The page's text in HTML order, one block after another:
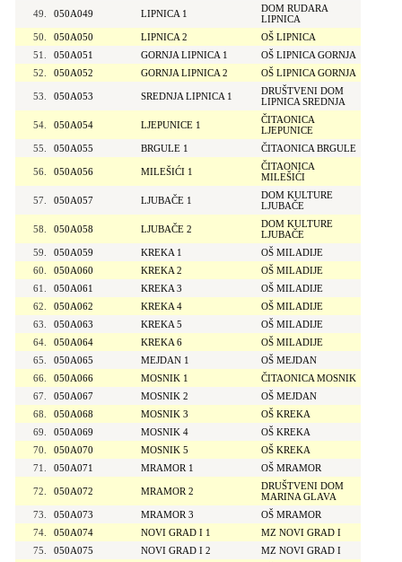
49. 050A049 LIPNICA 1
DOM RUDARA
LIPNICA
50.
050A050 LIPNICA 2
OŠ LIPNICA
51.
050A051 GORNJA LIPNICA 1
OŠ LIPNICA GORNJA
52.
050A052 GORNJA LIPNICA 2 OŠ LIPNICA GORNJA
53. 050A053 SREDNJA LIPNICA 1
DRUŠTVENI DOM
LIPNICA SREDNJA
54. 050A054 LJEPUNICE 1
ČITAONICA
LJEPUNICE
55.
050A055 BRGULE 1 ČITAONICA BRGULE
56. 050A056 MILEŠIĆI 1
ČITAONICA
MILEŠIĆI
57. 050A057 LJUBAČE 1
DOM KULTURE
LJUBAČE
58. 050A058 LJUBAČE 2
DOM KULTURE
LJUBAČE
59.
050A059 KREKA 1
OŠ MILADIJE
60.
050A060 KREKA 2
OŠ MILADIJE
61.
050A061 KREKA 3
OŠ MILADIJE
62.
050A062 KREKA 4
OŠ MILADIJE
63.
050A063 KREKA 5
OŠ MILADIJE
64.
050A064 KREKA 6
OŠ MILADIJE
65.
050A065 MEJDAN 1
OŠ MEJDAN
66.
050A066 MOSNIK 1
ČITAONICA MOSNIK
67.
050A067 MOSNIK 2
OŠ MEJDAN
68.
050A068 MOSNIK 3
OŠ KREKA
69.
050A069 MOSNIK 4
OŠ KREKA
70.
050A070 MOSNIK 5
OŠ KREKA
71.
050A071 MRAMOR 1 OŠ MRAMOR
72. 050A072 MRAMOR 2
DRUŠTVENI DOM
MARINA GLAVA
73.
050A073 MRAMOR 3
OŠ MRAMOR
74.
050A074 NOVI GRAD I 1
MZ NOVI GRAD I
75.
050A075 NOVI GRAD I 2
MZ NOVI GRAD I